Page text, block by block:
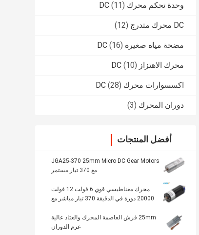
وحدة تحكم محرك DC (11)
DC محرك متدرج (12)
مضخة مياه صغيرة DC (16)
محرك الاهتزاز DC (10)
اكسسوارات محرك DC (28)
دوران المحرك (3)
أفضل المنتجات
JGA25-370 25mm Micro DC Gear Motors
مع 370 تيار مستمر
محرك مغناطيسي قوي 6 فولت 12 فولت
20000 دورة في الدقيقة 370 تيار مباشر مع
25mm فرش العاصمة المحرك والعتاد عالية
عزم الدوران